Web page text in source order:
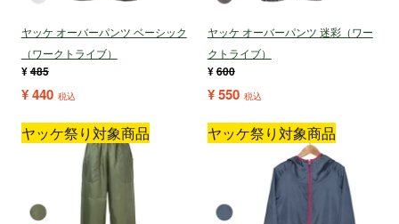
ヤッケ オーバーパンツ ベーシック
（ワークトライブ）
¥485
¥440 税込
ヤッケ オーバーパンツ 迷彩（ワー
クトライブ）
¥600
¥550 税込
ヤッケ祭り対象商品 ヤッケ祭り対象商品